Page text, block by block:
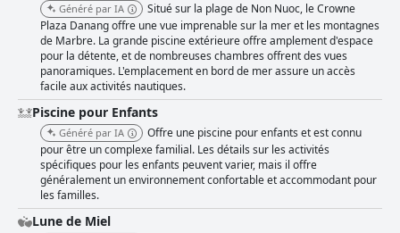
Généré par IA
Situé sur la plage de Non Nuoc, le Crowne
Plaza Danang offre une vue imprenable sur la mer et les montagnes
de Marbre. La grande piscine extérieure offre amplement d'espace
pour la détente, et de nombreuses chambres offrent des vues
panoramiques. L'emplacement en bord de mer assure un accès
facile aux activités nautiques.
Piscine pour Enfants
Généré par IA
Offre une piscine pour enfants et est connu
pour être un complexe familial. Les détails sur les activités
spécifiques pour les enfants peuvent varier, mais il offre
généralement un environnement confortable et accommodant pour
les familles.
Lune de Miel